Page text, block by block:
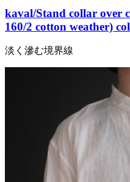
kaval/Stand collar over
160/2 cotton weather)
淡く滲む境界線